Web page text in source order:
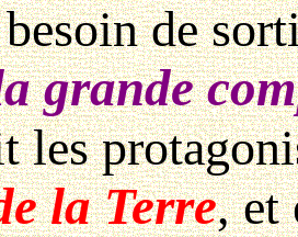
de
grande
les
la Terre, et